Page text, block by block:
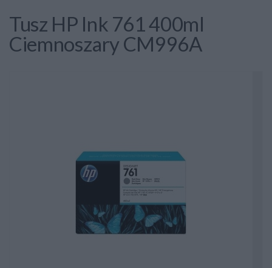
Tusz HP Ink 761 400ml
Ciemnoszary CM996A